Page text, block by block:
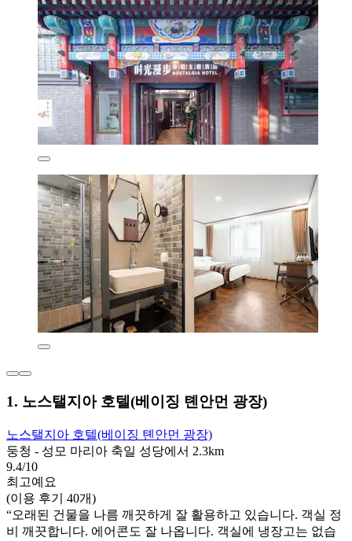
1. 노스탤지아 호텔(베이징 톈안먼 광장)
노스탤지아 호텔(베이징 톈안먼 광장)
둥청 - 성모 마리아 축일 성당에서 2.3km
9.4/10
최고예요
(이용 후기 40개)
“오래된 건물을 나름 깨끗하게 잘 활용하고 있습니다. 객실 정
비 깨끗합니다. 에어콘도 잘 나옵니다. 객실에 냉장고는 없습